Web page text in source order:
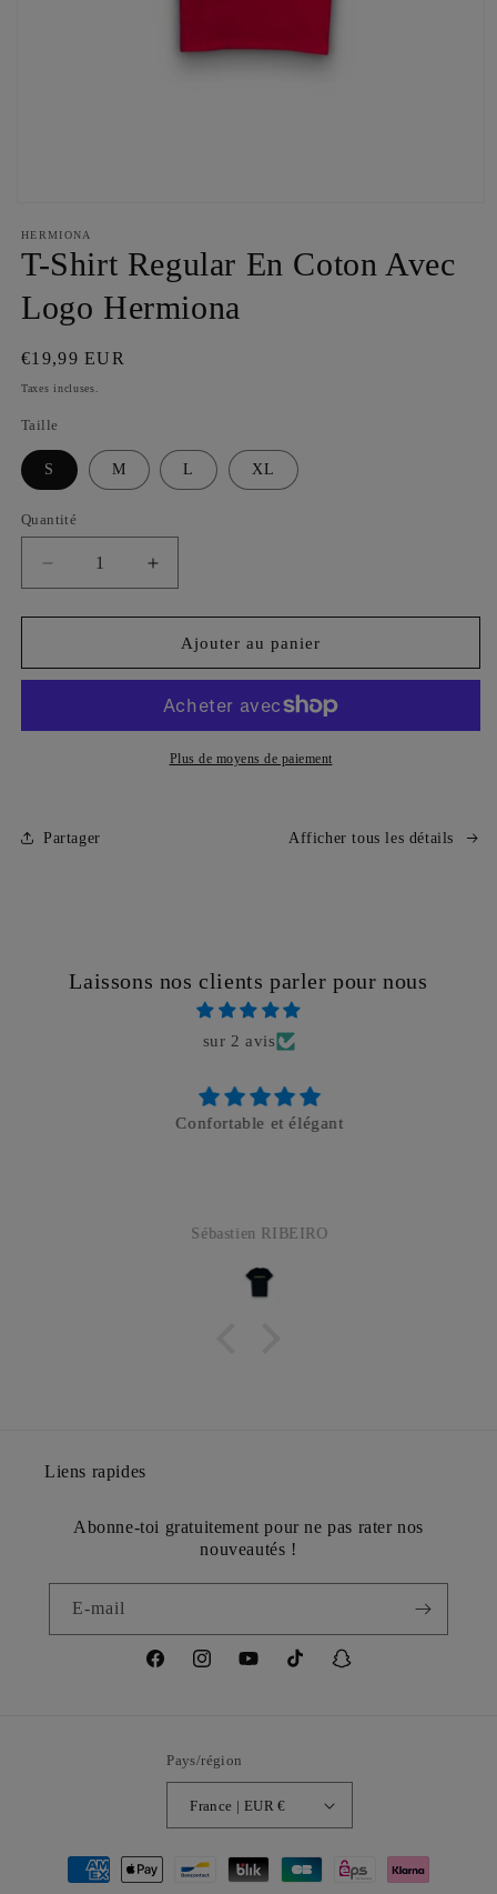
média
1
dans
une
fenêtre
modale
HERMIONA
T-Shirt Regular En Coton Avec
Logo Hermiona
Prix
habituel
€19,99 EUR
Taxes incluses.
Taille
S M L XL
Quantité
Réduire
la
quantité
T-
En
Hermiona
Augmenter
la
quantité
T-
Regular
En
Coton
Ajouter au panier
Plus de moyens de paiement
Partager Afficher tous les détails
Laissons nos clients parler pour nous
sur 2 avis
Confortable et élégant
Sébastien RIBEIRO
Liens rapides
Abonne-toi gratuitement pour ne pas rater nos
nouveautés !
E-mail
FacebookInstagramYouTubeTikTok Snapchat
Pays/région
France | EUR €
Moyens